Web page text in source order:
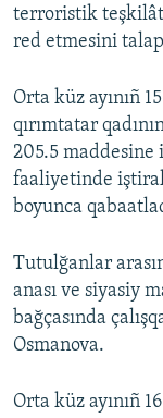
terroristik teşkilât
red etmesini
Orta küz ayınıñ
qırımtatar
205.5 maddesine
faaliyetinde
boyunca
Tutulğanlar
anası ve siyasiy
bağçasında
Osmanova.
Orta küz ayınıñ